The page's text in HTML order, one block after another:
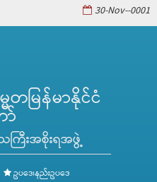
30-Nov--0001
တမြန်မာနိုင်ငံ
ကြီးအစိုးရအဖွဲ့
ဥပဒေ၊နည်းဥပဒေ